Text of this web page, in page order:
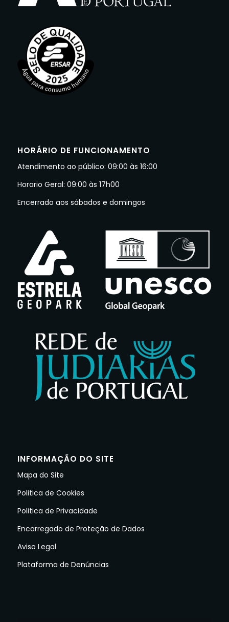
HORÁRIO DE FUNCIONAMENTO
Atendimento ao público: 09:00 às 16:00
Horario Geral: 09:00 às 17h00
Encerrado aos sábados e domingos
INFORMAÇÃO DO SITE
Mapa do Site
Politica de Cookies
Politica de Privacidade
Encarregado de Proteção de Dados
Aviso Legal
Plataforma de Denúncias